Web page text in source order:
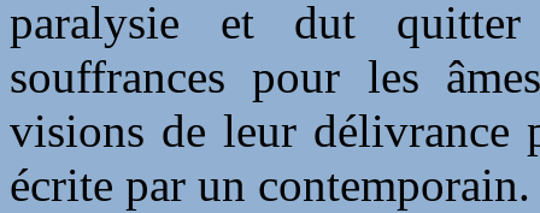
paralysie et dut quitter
souffrances pour les
visions de leur délivrance
écrite par un contemporain.